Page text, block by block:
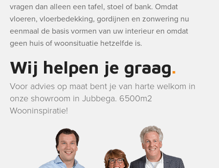
vragen dan alleen een tafel, stoel of bank. Omdat
vloeren, vloerbedekking, gordijnen en zonwering nu
eenmaal de basis vormen van uw interieur en omdat
geen huis of woonsituatie hetzelfde is.
Wij helpen je graag
Voor advies op maat bent je van harte welkom in
onze showroom in Jubbega. 6500m2
Wooninspiratie!